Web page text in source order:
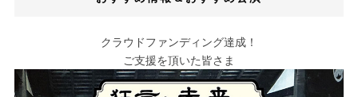
クラウドファンディング達成！
ご支援を頂いた皆さま